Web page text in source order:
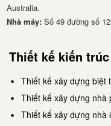
Australia.
Nhà má​y: Số 49 đường số
Thiết kế kiến trúc
Thiết kế xây dựng biệt
Thiết kế xây dựng nhà
Thiết kế xây dựng nhà